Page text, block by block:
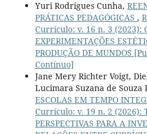
Yuri Rodrigues Cunha,
PRÁTICAS PEDAGÓGICAS ,
Currículo: v. 16 n. 3 (2023):
EXPERIMENTAÇÕES
PRODUÇÃO DE MUNDOS
Contínuo]
Jane Mery Richter Voigt,
Lucimara Suzana de Souza
ESCOLAS EM TEMPO
Currículo: v. 19 n. 2 (2026):
PERSPECTIVAS PARA A